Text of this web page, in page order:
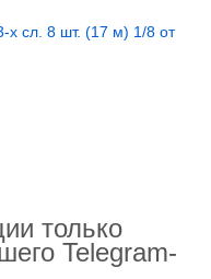
х сл. 8 шт. (17 м) 1/8 от
только
Telegram-